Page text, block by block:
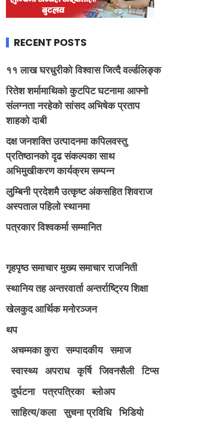
RECENT POSTS
११ लाख घरधुरीको विश्वास जित्दै वर्ल्डलिङ्क
रितेश शर्मामाथिको कुटपिट घटनामा आफ्नो
संलग्नता नरहेको सांसद अभिषेक प्रताप
शाहको दाबी
दक्ष जनशक्ति उत्पादनमा कपिलवस्तु
प्रतिष्ठानको दृढ संकल्पका साथ
अभिमुखीकरण कार्यक्रम सम्पन्न
लुम्बिनी प्रदेशमै उत्कृष्ट अंकसहित शिवराज
अस्पताल पहिलो स्थानमा
पत्रकार विश्वकर्मा सम्मानित
गृहपृष्ठ समाचार मुख्य समाचार राजनिती
स्थानिय तह अन्तरवार्ता अन्तर्राष्ट्रिय शिक्षा
खेलकुद आर्थिक मनोरञ्जन
थप
अचम्मका कुरा
सम्पादकीय
समाज
स्वास्थ्य
अपराध कृर्षि जिवनसैली
टिप्स
दुर्घटना
पत्रपत्रिका
ब्लोअप
साहित्य/कला
सुचना प्रविधि भिडियाे